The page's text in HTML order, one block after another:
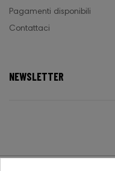
Pagamenti disponibili
Contattaci
NEWSLETTER